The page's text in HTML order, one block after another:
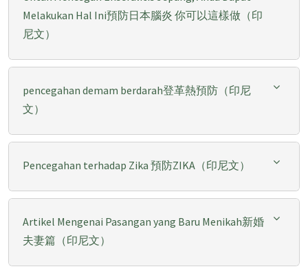
Melakukan Hal Ini預防日本腦炎 你可以這樣做（印
尼文）
pencegahan demam berdarah登革熱預防（印尼
文）
Pencegahan terhadap Zika 預防ZIKA（印尼文）
Artikel Mengenai Pasangan yang Baru Menikah新婚
夫妻篇（印尼文）